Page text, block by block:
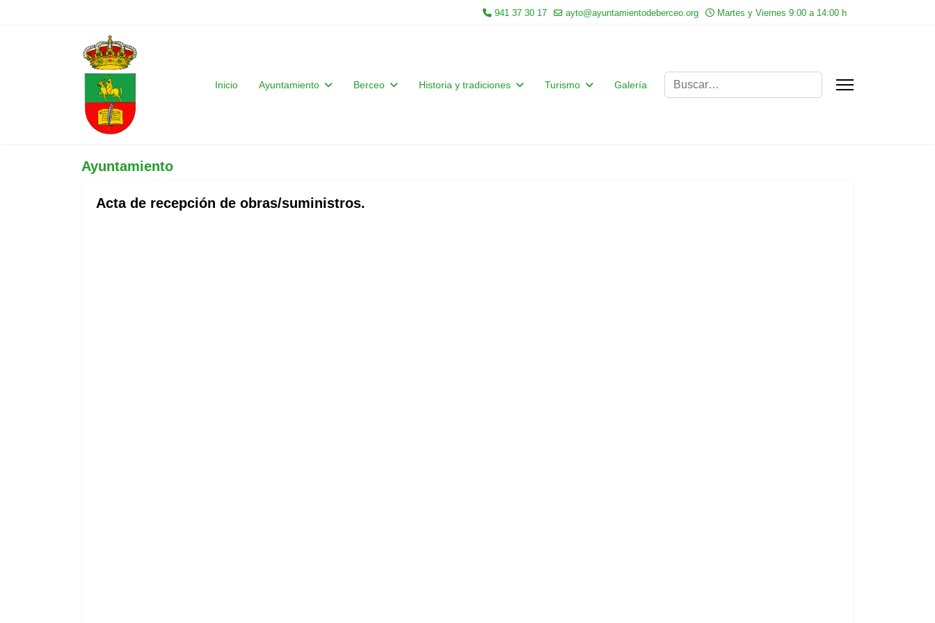
941 37 30 17 ayto@ayuntamientodeberceo.org Martes y Viernes 9:00 a 14:00 h
Inicio Ayuntamiento Berceo Historia y tradiciones Turismo Galería
Buscar
Ayuntamiento
Acta de recepción de obras/suministros.